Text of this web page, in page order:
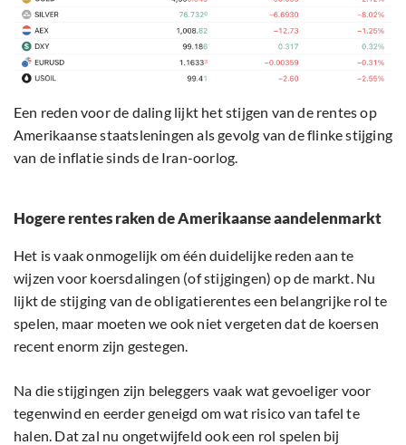
Een reden voor de daling lijkt het stijgen van de rentes op
Amerikaanse staatsleningen als gevolg van de flinke stijging
van de inflatie sinds de Iran-oorlog.
Hogere rentes raken de Amerikaanse aandelenmarkt
Het is vaak onmogelijk om één duidelijke reden aan te
wijzen voor koersdalingen (of stijgingen) op de markt. Nu
lijkt de stijging van de obligatierentes een belangrijke rol te
spelen, maar moeten we ook niet vergeten dat de koersen
recent enorm zijn gestegen.
Na die stijgingen zijn beleggers vaak wat gevoeliger voor
tegenwind en eerder geneigd om wat risico van tafel te
halen. Dat zal nu ongetwijfeld ook een rol spelen bij